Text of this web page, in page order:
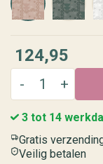
124,95
3 tot 14
Gratis
Veilig betalen